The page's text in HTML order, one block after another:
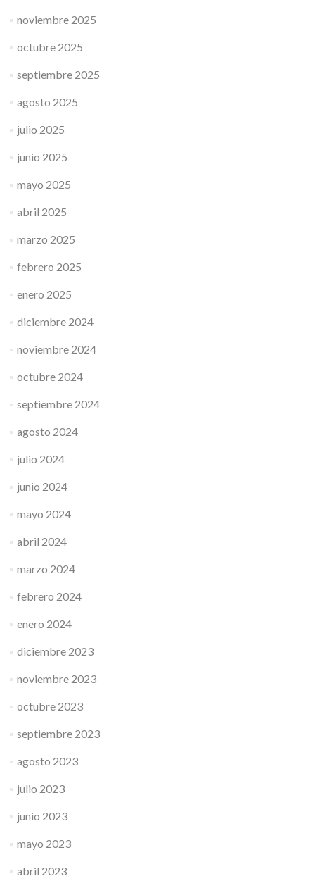
noviembre 2025
octubre 2025
septiembre 2025
agosto 2025
julio 2025
junio 2025
mayo 2025
abril 2025
marzo 2025
febrero 2025
enero 2025
diciembre 2024
noviembre 2024
octubre 2024
septiembre 2024
agosto 2024
julio 2024
junio 2024
mayo 2024
abril 2024
marzo 2024
febrero 2024
enero 2024
diciembre 2023
noviembre 2023
octubre 2023
septiembre 2023
agosto 2023
julio 2023
junio 2023
mayo 2023
abril 2023